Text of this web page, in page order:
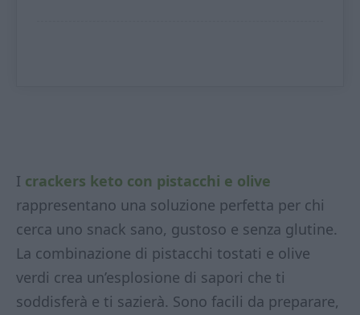
I crackers keto con pistacchi e olive
rappresentano una soluzione perfetta per chi
cerca uno snack sano, gustoso e senza glutine.
La combinazione di pistacchi tostati e olive
verdi crea un’esplosione di sapori che ti
soddisferà e ti sazierà. Sono facili da preparare,